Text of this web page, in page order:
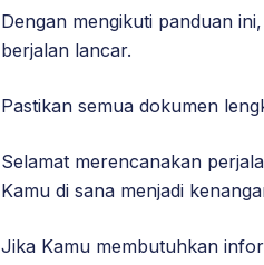
Dengan mengikuti panduan
berjalan lancar.
Pastikan semua dokumen
Selamat merencanakan
Kamu di sana menjadi
Jika Kamu membutuhkan